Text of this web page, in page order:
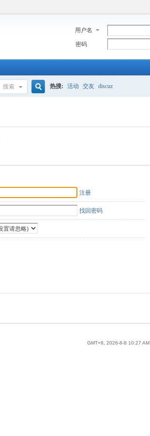
用户名
密码
搜索 热搜: 活动 交友 discuz
注册
找回密码
GMT+8, 2026-8-8 10:27 AM